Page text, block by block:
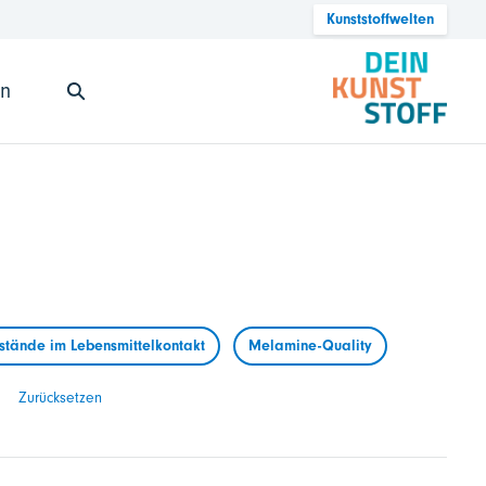
Kunststoffwelten
im Lebensmittelkontakt Melamine-Quality
Zurücksetzen